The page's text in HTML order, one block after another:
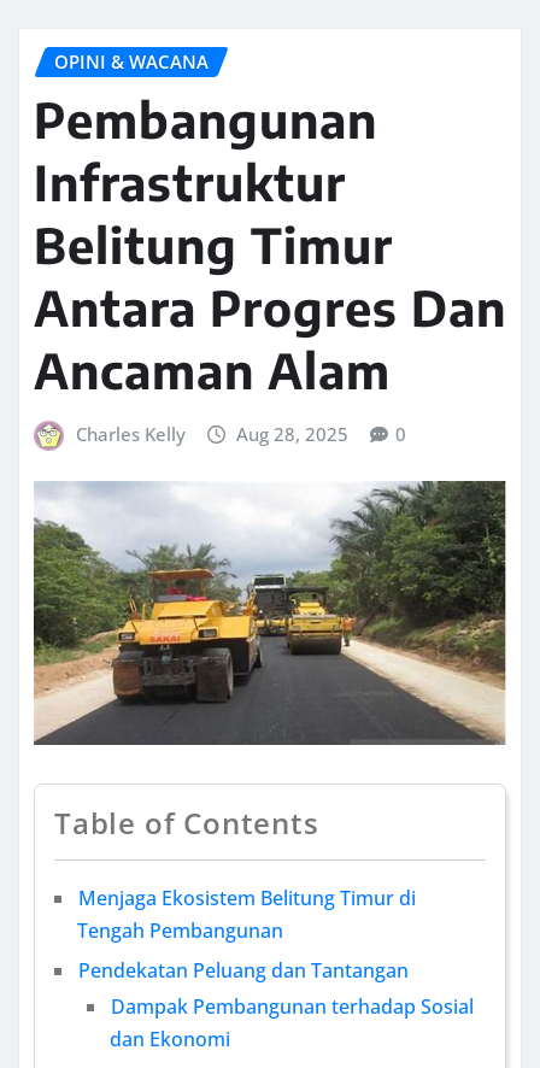
OPINI & WACANA
Pembangunan
Infrastruktur
Belitung Timur
Antara Progres Dan
Ancaman Alam
Charles Kelly Aug 28, 2025 0
Table of Contents
Menjaga Ekosistem Belitung Timur di
Tengah Pembangunan
Pendekatan Peluang dan Tantangan
Dampak Pembangunan terhadap Sosial
dan Ekonomi